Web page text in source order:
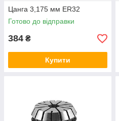
Цанга 3,175 мм ER32
Готово до відправки
384 ₴
Купити